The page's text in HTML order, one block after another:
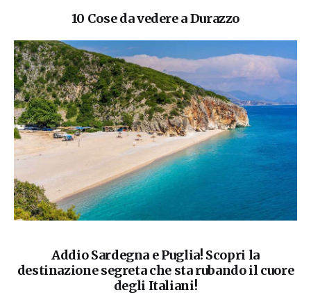
10 Cose da vedere a Durazzo
Addio Sardegna e Puglia! Scopri la
destinazione segreta che sta rubando il cuore
degli Italiani!